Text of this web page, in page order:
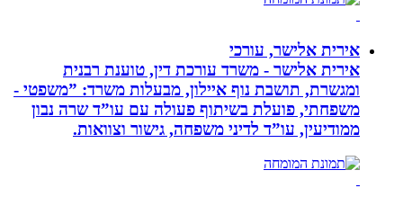
אירית אלישר, עורכי
אירית אלישר - משרד עורכת דין, טוענת רבנית
ומגשרת, תושבת נוף איילון, מבעלות משרד: ”משפטי -
משפחתי, פועלת בשיתוף פעולה עם עו”ד שרה נבון
ממודיעין, עו”ד לדיני משפחה, גישור וצוואות.